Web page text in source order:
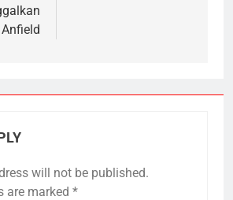
Anfield
will not be published.
are marked *